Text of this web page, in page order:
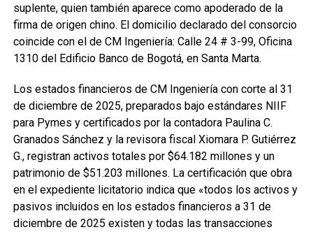
suplente, quien también aparece como apoderado de la
firma de origen chino. El domicilio declarado del consorcio
coincide con el de CM Ingeniería: Calle 24 # 3-99, Oficina
1310 del Edificio Banco de Bogotá, en Santa Marta.
Los estados financieros de CM Ingeniería con corte al 31
de diciembre de 2025, preparados bajo estándares NIIF
para Pymes y certificados por la contadora Paulina C.
Granados Sánchez y la revisora fiscal Xiomara P. Gutiérrez
G., registran activos totales por $64.182 millones y un
patrimonio de $51.203 millones. La certificación que obra
en el expediente licitatorio indica que «todos los activos y
pasivos incluidos en los estados financieros a 31 de
diciembre de 2025 existen y todas las transacciones